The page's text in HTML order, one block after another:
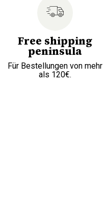
Free shipping
peninsula
Für Bestellungen von mehr
als 120€.